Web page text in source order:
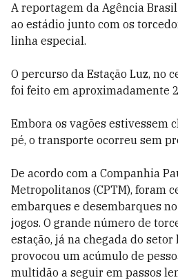
A reportagem da Agência
ao estádio junto com os
linha especial.
O percurso da Estação Luz, no
foi feito em aproximadamente
Embora os vagões estivessem
pé, o transporte ocorreu sem
De acordo com a Companhia
Metropolitanos (CPTM), foram
embarques e desembarques
jogos. O grande número de
estação, já na chegada do setor
provocou um acúmulo de
multidão a seguir em passos